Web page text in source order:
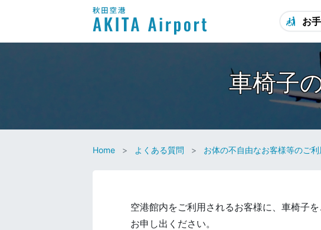
お
車椅子
Home よくある質問 お体の不自由なお客様等のご
空港館内をご利用されるお客様に、車椅子
お申し出ください。